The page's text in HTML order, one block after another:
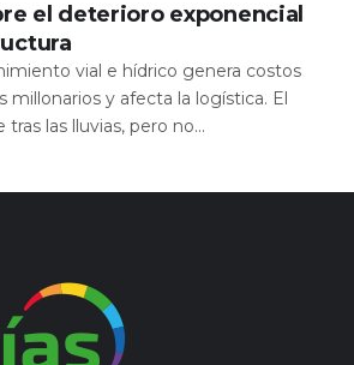
el deterioro exponencial
vial e hídrico genera costos
millonarios y afecta la logística. El
las lluvias, pero no...